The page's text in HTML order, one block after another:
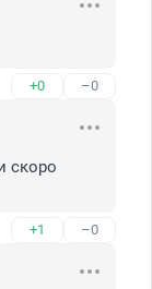
+0 –0
скоро
+1 –0